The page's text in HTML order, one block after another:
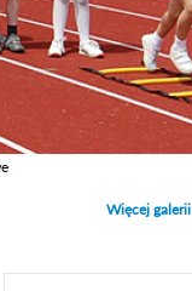
Więcej galerii